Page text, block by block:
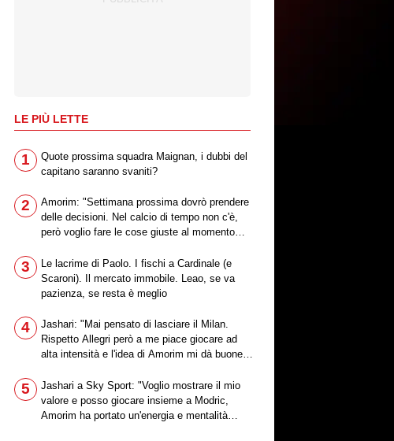
LE PIÙ LETTE
1
Quote prossima squadra Maignan, i dubbi del
capitano saranno svaniti?
2
Amorim: "Settimana prossima dovrò prendere
delle decisioni. Nel calcio di tempo non c'è,
però voglio fare le cose giuste al momento
3
Le lacrime di Paolo. I fischi a Cardinale (e
Scaroni). Il mercato immobile. Leao, se va
pazienza, se resta è meglio
4
Jashari: "Mai pensato di lasciare il Milan.
Rispetto Allegri però a me piace giocare ad
alta intensità e l'idea di Amorim mi dà buone
5
Jashari a Sky Sport: "Voglio mostrare il mio
valore e posso giocare insieme a Modric,
Amorim ha portato un'energia e mentalità